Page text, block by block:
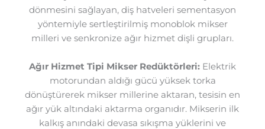
dönmesini sağlayan, diş hatveleri sementasyon
yöntemiyle sertleştirilmiş monoblok mikser
milleri ve senkronize ağır hizmet dişli grupları.
Ağır Hizmet Tipi Mikser Redüktörleri: Elektrik
motorundan aldığı gücü yüksek torka
dönüştürerek mikser millerine aktaran, tesisin en
ağır yük altındaki aktarma organıdır. Mikserin ilk
kalkış anındaki devasa sıkışma yüklerini ve